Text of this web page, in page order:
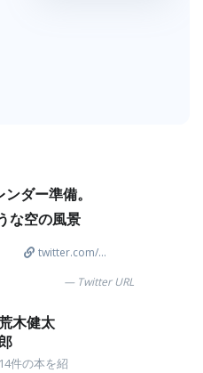
ダー準備。
な空の風景
twitter.com/...
Twitter URL
木健太
14件の本を紹